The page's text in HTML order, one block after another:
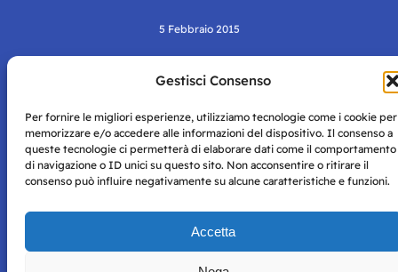
Gestisci Consenso
Per fornire le migliori esperienze, utilizziamo tecnologie come i cookie per
memorizzare e/o accedere alle informazioni del dispositivo. Il consenso a
queste tecnologie ci permetterà di elaborare dati come il comportamento
di navigazione o ID unici su questo sito. Non acconsentire o ritirare il
consenso può influire negativamente su alcune caratteristiche e funzioni.
Accetta
5 Febbraio 2015
Napoli con autorizzazione numero 38 del 25/9/2019.
Tutte le immagini e i contenuti su questo sito sono forniti